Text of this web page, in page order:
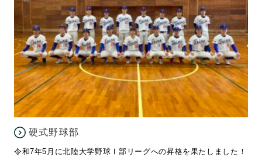
硬式野球部
令和7年5月に北陸大学野球Ⅰ部リーグへの昇格を果たしました！